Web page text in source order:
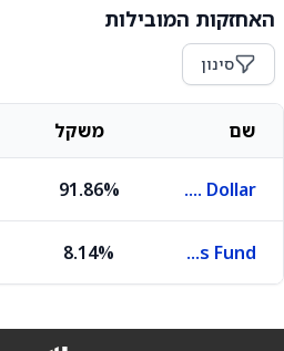
האחזקות המובילות
סינון
שם משקל
U.S. Dollar
91.86%
First American Funds Inc X Government Obligations Fund
8.14%